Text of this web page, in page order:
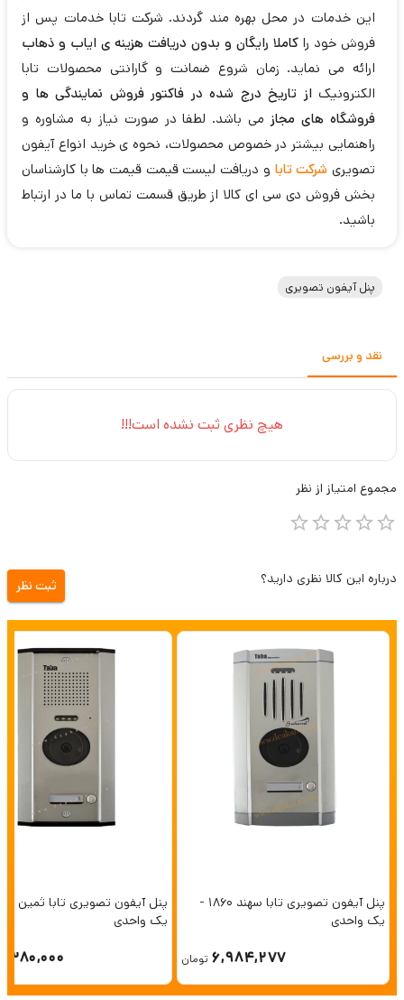
این خدمات در محل بهره مند گردند. شرکت تابا خدمات پس از
فروش خود راکاملا رایگان و بدون دریافت هزینه ی ایاب و ذهاب
ارائه می نماید. زمان شروع ضمانت و گارانتی محصولات تابا
الکترونیکاز تاریخ درج شده در فاکتور فروش نمایندگی ها و
فروشگاه های مجاز می باشد. لطفا در صورت نیاز به مشاوره و
راهنمایی بیشتر در خصوص محصولات، نحوه ی خرید انواع آیفون
تصویری شرکت تابا و دریافت لیست قیمت قیمت ها با کارشناسان
بخش فروش دی سی ای کالا از طریق قسمت تماس با ما در ارتباط
باشید.
پنل آیفون تصویری
نقد و بررسی
مجموع امتیاز از نظر
درباره این کالا نظری دارید؟ ثبت نظر
هیچ نظری ثبت نشده است!!!
پنل آیفون تصویری تابا سهند 1860 -
یک واحدی
6,984,277 تومان
یک واحدی